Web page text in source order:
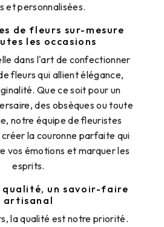
et personnalisées.
de fleurs sur-mesure
les occasions
dans l'art de confectionner
fleurs qui allient élégance,
Que ce soit pour un
des obsèques ou toute
notre équipe de fleuristes
la couronne parfaite qui
vos émotions et marquer les
esprits.
qualité, un savoir-faire
artisanal
la qualité est notre priorité.